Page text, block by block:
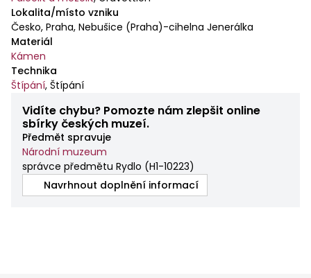
Lokalita/místo vzniku
Česko, Praha, Nebušice (Praha)-cihelna Jenerálka
Materiál
Kámen
Technika
Štípání, Štípání
Vidíte chybu? Pomozte nám zlepšit online
sbírky českých muzeí.
Předmět spravuje
Národní muzeum
správce předmětu Rydlo (H1-10223)
Navrhnout doplnění informací